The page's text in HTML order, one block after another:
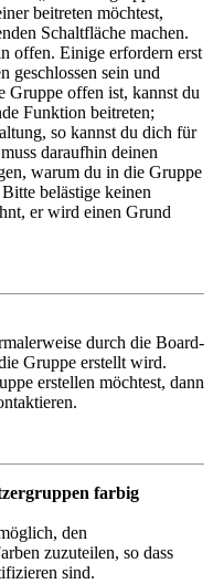
beitreten möchtest,
Schaltfläche machen.
offen. Einige erfordern erst
geschlossen sein und
Gruppe offen ist, kannst du
Funktion beitreten;
so kannst du dich für
daraufhin deinen
warum du in die Gruppe
belästige keinen
er wird einen Grund
durch die Board-
Gruppe erstellt wird.
erstellen möchtest, dann
farbig
den
zuzuteilen, so dass
sind.